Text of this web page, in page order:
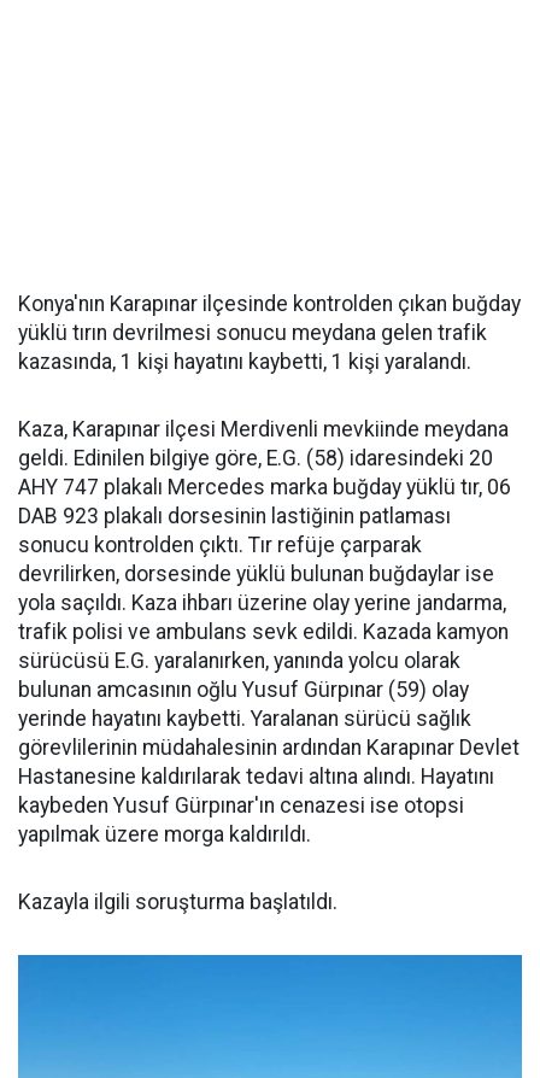
Konya'nın Karapınar ilçesinde kontrolden çıkan buğday
yüklü tırın devrilmesi sonucu meydana gelen trafik
kazasında, 1 kişi hayatını kaybetti, 1 kişi yaralandı.
Kaza, Karapınar ilçesi Merdivenli mevkiinde meydana
geldi. Edinilen bilgiye göre, E.G. (58) idaresindeki 20
AHY 747 plakalı Mercedes marka buğday yüklü tır, 06
DAB 923 plakalı dorsesinin lastiğinin patlaması
sonucu kontrolden çıktı. Tır refüje çarparak
devrilirken, dorsesinde yüklü bulunan buğdaylar ise
yola saçıldı. Kaza ihbarı üzerine olay yerine jandarma,
trafik polisi ve ambulans sevk edildi. Kazada kamyon
sürücüsü E.G. yaralanırken, yanında yolcu olarak
bulunan amcasının oğlu Yusuf Gürpınar (59) olay
yerinde hayatını kaybetti. Yaralanan sürücü sağlık
görevlilerinin müdahalesinin ardından Karapınar Devlet
Hastanesine kaldırılarak tedavi altına alındı. Hayatını
kaybeden Yusuf Gürpınar'ın cenazesi ise otopsi
yapılmak üzere morga kaldırıldı.
Kazayla ilgili soruşturma başlatıldı.